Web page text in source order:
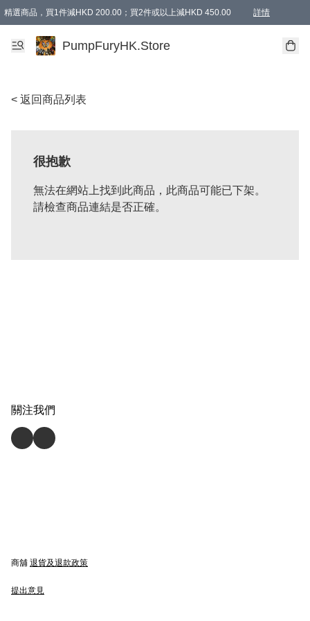
精選商品，買1件減HKD 200.00；買2件或以上減HKD 450.00 詳情
AAPE商品,會員專享9折或以上（按會員等級）AAPE products, members can
精選商品，任選買2件或以上減HKD 100.00
購物滿 HKD 800.00即享免運費優惠！（適用於 特定的送貨方式 )
PumpFuryHK.Store
< 返回商品列表
很抱歉
無法在網站上找到此商品，此商品可能已下架。
請檢查商品連結是否正確。
關注我們
商舖 退貨及退款政策
提出意見